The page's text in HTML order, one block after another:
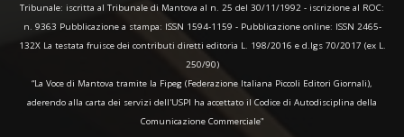
Tribunale: iscritta al Tribunale di Mantova al n. 25 del 30/11/1992 - iscrizione al ROC:
n. 9363 Pubblicazione a stampa: ISSN 1594-1159 - Pubblicazione online: ISSN 2465-
132X La testata fruisce dei contributi diretti editoria L. 198/2016 e d.lgs 70/2017 (ex L.
250/90)
“La Voce di Mantova tramite la Fipeg (Federazione Italiana Piccoli Editori Giornali),
aderendo alla carta dei servizi dell'USPI ha accettato il Codice di Autodisciplina della
Comunicazione Commerciale"